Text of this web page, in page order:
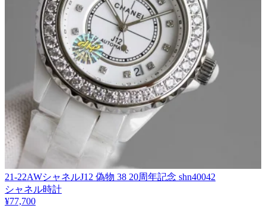
21-22AWシャネルJ12 偽物 38 20周年記念 shn40042
シャネル時計
¥77,700